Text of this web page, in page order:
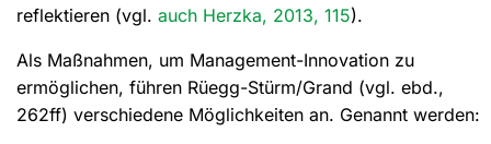
reflektieren (vgl. auch Herzka, 2013, 115).
Als Maßnahmen, um Management-Innovation zu
ermöglichen, führen Rüegg-Stürm/Grand (vgl. ebd.,
262ff) verschiedene Möglichkeiten an. Genannt werden: